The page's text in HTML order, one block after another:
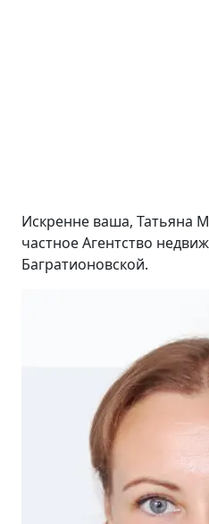
Искренне ваша, Татьяна
частное Агентство
Багратионовской.